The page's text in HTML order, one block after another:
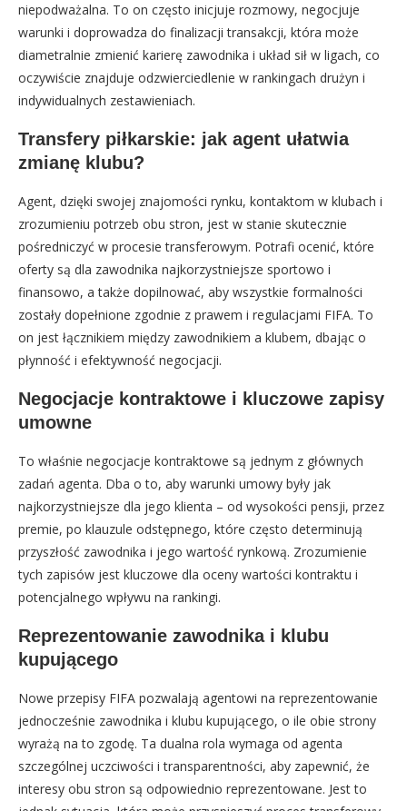
niepodważalna. To on często inicjuje rozmowy, negocjuje
warunki i doprowadza do finalizacji transakcji, która może
diametralnie zmienić karierę zawodnika i układ sił w ligach, co
oczywiście znajduje odzwierciedlenie w rankingach drużyn i
indywidualnych zestawieniach.
Transfery piłkarskie: jak agent ułatwia
zmianę klubu?
Agent, dzięki swojej znajomości rynku, kontaktom w klubach i
zrozumieniu potrzeb obu stron, jest w stanie skutecznie
pośredniczyć w procesie transferowym. Potrafi ocenić, które
oferty są dla zawodnika najkorzystniejsze sportowo i
finansowo, a także dopilnować, aby wszystkie formalności
zostały dopełnione zgodnie z prawem i regulacjami FIFA. To
on jest łącznikiem między zawodnikiem a klubem, dbając o
płynność i efektywność negocjacji.
Negocjacje kontraktowe i kluczowe zapisy
umowne
To właśnie negocjacje kontraktowe są jednym z głównych
zadań agenta. Dba o to, aby warunki umowy były jak
najkorzystniejsze dla jego klienta – od wysokości pensji, przez
premie, po klauzule odstępnego, które często determinują
przyszłość zawodnika i jego wartość rynkową. Zrozumienie
tych zapisów jest kluczowe dla oceny wartości kontraktu i
potencjalnego wpływu na rankingi.
Reprezentowanie zawodnika i klubu
kupującego
Nowe przepisy FIFA pozwalają agentowi na reprezentowanie
jednocześnie zawodnika i klubu kupującego, o ile obie strony
wyrażą na to zgodę. Ta dualna rola wymaga od agenta
szczególnej uczciwości i transparentności, aby zapewnić, że
interesy obu stron są odpowiednio reprezentowane. Jest to